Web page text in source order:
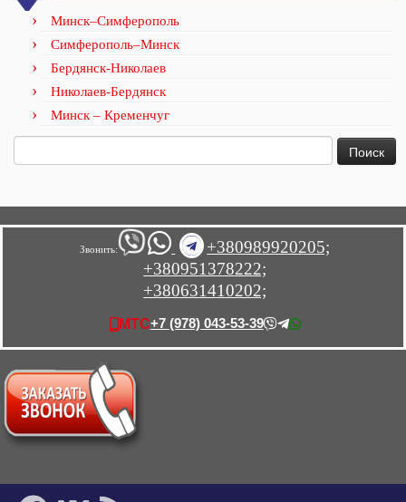
Минск–Симферополь
Симферополь–Минск
Бердянск-Николаев
Николаев-Бердянск
Минск – Кременчуг
Звонить:
+380989920205;
+380951378222;
+380631410202;
МТС+7 (978) 043-53-39